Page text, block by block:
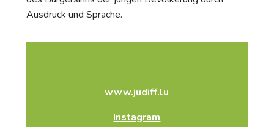
Ausdruck und Sprache.
www.judiff.lu
Instagram